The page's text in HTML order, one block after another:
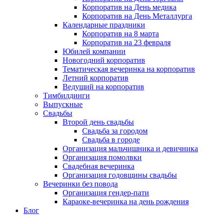
Корпоратив на День медика
Корпоратив на День Металлурга
Календарные праздники
Корпоратив на 8 марта
Корпоратив на 23 февраля
Юбилей компании
Новогодний корпоратив
Тематическая вечеринка на корпоратив
Летний корпоратив
Ведущий на корпоратив
Тимбилдинги
Выпускные
Свадьбы
Второй день свадьбы
Свадьба за городом
Свадьба в городе
Организация мальчишника и девичника
Организация помолвки
Свадебная вечеринка
Организация годовщины свадьбы
Вечеринки без повода
Организация гендер-пати
Караоке-вечеринка на день рождения
Блог